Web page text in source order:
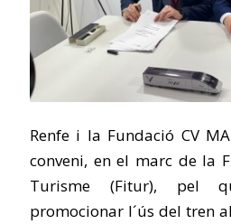
Renfe i la Fundació CV
conveni, en el marc de la
Turisme (Fitur), pel
promocionar l´ús del tren